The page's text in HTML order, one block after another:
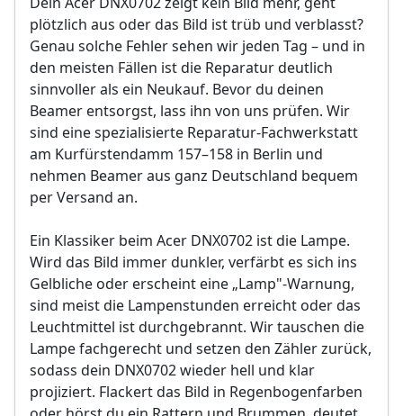
Sicherheitstest
Sollten weitere Defekte festgestellt werden,
erfolgt eine Reparatur ausschließlich nach
vorheriger Rücksprache.
Objektivreinigung
Bild- und Funktionstest
VDE-Sicherheitsprüfung
Sollten weitere Defekte festgestellt werden,
erfolgt eine Reparatur ausschließlich nach
vorheriger Rücksprache.
plötzlich aus oder das Bild ist trüb und verblasst?
Genau solche Fehler sehen wir jeden Tag – und in
den meisten Fällen ist die Reparatur deutlich
sinnvoller als ein Neukauf. Bevor du deinen
Beamer entsorgst, lass ihn von uns prüfen. Wir
sind eine spezialisierte Reparatur-Fachwerkstatt
am Kurfürstendamm 157–158 in Berlin und
nehmen Beamer aus ganz Deutschland bequem
per Versand an.
Ein Klassiker beim Acer DNX0702 ist die Lampe.
Wird das Bild immer dunkler, verfärbt es sich ins
Gelbliche oder erscheint eine „Lamp"-Warnung,
sind meist die Lampenstunden erreicht oder das
Leuchtmittel ist durchgebrannt. Wir tauschen die
Lampe fachgerecht und setzen den Zähler zurück,
sodass dein DNX0702 wieder hell und klar
projiziert. Flackert das Bild in Regenbogenfarben